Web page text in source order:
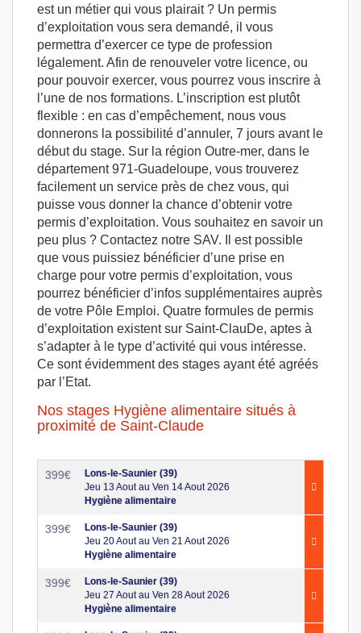
est un métier qui vous plairait ? Un permis
d’exploitation vous sera demandé, il vous
permettra d’exercer ce type de profession
légalement. Afin de renouveler votre licence, ou
pour pouvoir exercer, vous pourrez vous inscrire à
l’une de nos formations. L’inscription est plutôt
flexible : en cas d’empêchement, nous vous
donnerons la possibilité d’annuler, 7 jours avant le
début du stage. Sur la région Outre-mer, dans le
département 971-Guadeloupe, vous trouverez
facilement un service près de chez vous, qui
puisse vous donner la chance d’obtenir votre
permis d’exploitation. Vous souhaitez en savoir un
peu plus ? Contactez notre SAV. Il est possible
que vous puissiez bénéficier d’une prise en
charge pour votre permis d’exploitation, vous
pourrez bénéficier d’infos supplémentaires auprès
de votre Pôle Emploi. Quatre formules de permis
d’exploitation existent sur Saint-ClauDe, aptes à
s’adapter à le type d’activité qui vous intéresse.
Ce sont évidemment des stages ayant été agréés
par l’Etat.
Nos stages Hygiène alimentaire situés à
proximité de Saint-Claude
399€
Lons-le-Saunier (39)
Jeu 13 Aout au Ven 14 Aout 2026
Hygiène alimentaire
399€
Lons-le-Saunier (39)
Jeu 20 Aout au Ven 21 Aout 2026
Hygiène alimentaire
399€
Lons-le-Saunier (39)
Jeu 27 Aout au Ven 28 Aout 2026
Hygiène alimentaire